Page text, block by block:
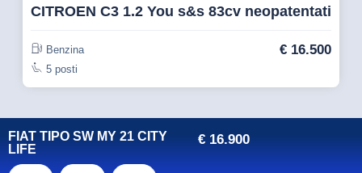
CITROEN C3 1.2 You s&s 83cv neopatentati
Benzina
5 posti
€ 16.500
FIAT TIPO SW MY 21 CITY
LIFE
€ 16.900